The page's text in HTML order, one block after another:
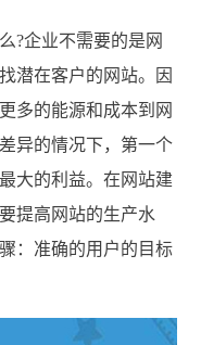
企业不需要的是网
潜在客户的网站。因
多的能源和成本到网
异的情况下，第一个
大的利益。在网站建
提高网站的生产水
：准确的用户的目标